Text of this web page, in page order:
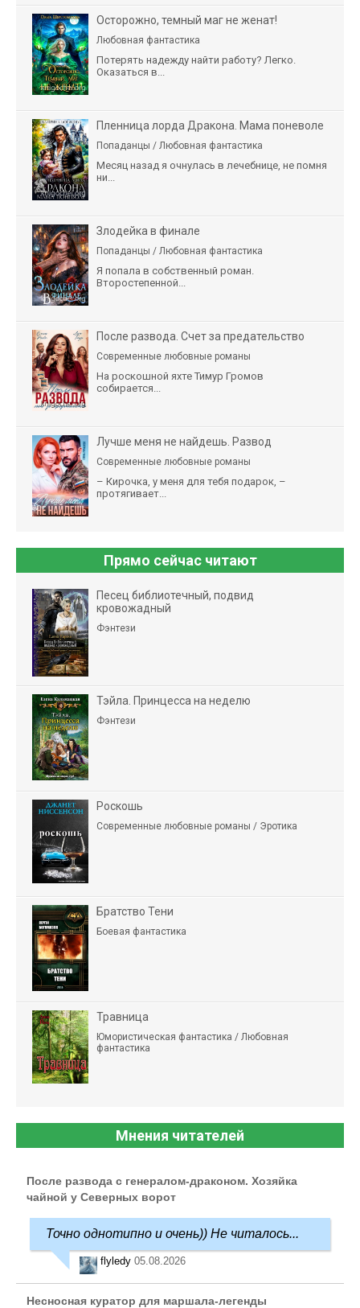
Осторожно, темный маг не женат!
Любовная фантастика
Потерять надежду найти работу? Легко.
Оказаться в...
Пленница лорда Дракона. Мама поневоле
Попаданцы / Любовная фантастика
Месяц назад я очнулась в лечебнице, не помня
ни...
Злодейка в финале
Попаданцы / Любовная фантастика
Я попала в собственный роман.
Второстепенной...
После развода. Счет за предательство
Современные любовные романы
На роскошной яхте Тимур Громов
собирается...
Лучше меня не найдешь. Развод
Современные любовные романы
– Кирочка, у меня для тебя подарок, –
протягивает...
Прямо сейчас читают
Песец библиотечный, подвид
кровожадный
Фэнтези
Тэйла. Принцесса на неделю
Фэнтези
Роскошь
Современные любовные романы / Эротика
Братство Тени
Боевая фантастика
Травница
Юмористическая фантастика / Любовная
фантастика
Мнения читателей
После развода с генералом-драконом. Хозяйка
чайной у Северных ворот
Точно однотипно и очень)) Не читалось...
flyledy 05.08.2026
Несносная куратор для маршала-легенды